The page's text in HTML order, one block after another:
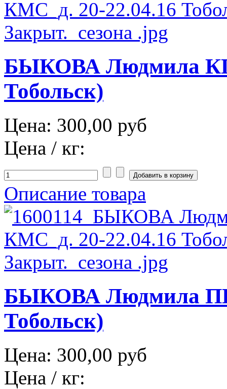
БЫКОВА Людмила
Тобольск)
Цена: 300,00 руб
Цена / кг:
Описание товара
БЫКОВА Людмила
Тобольск)
Цена: 300,00 руб
Цена / кг: